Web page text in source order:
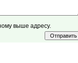
выше адресу.